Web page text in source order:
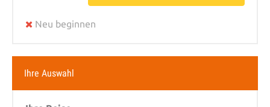
Neu beginnen
Ihre Auswahl